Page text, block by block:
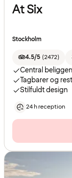
At Six
Stockholm
4.5/5 (2472)
Central
Tagbarer og
Stilfuldt design
24 h reception